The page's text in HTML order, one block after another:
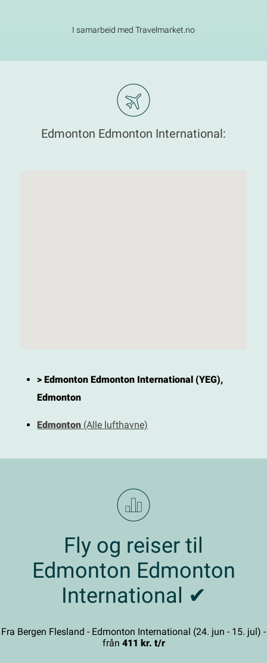
I samarbeid med Travelmarket.no
Edmonton Edmonton International:
> Edmonton Edmonton International (YEG),
Edmonton
Edmonton (Alle lufthavne)
Fly og reiser til
Edmonton Edmonton
International ✔
Fra Bergen Flesland - Edmonton International (24. jun - 15. jul) -
från 411 kr. t/r